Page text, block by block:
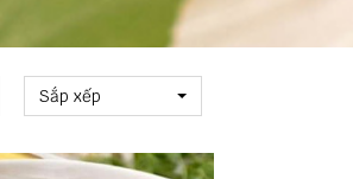
Sắp xếp